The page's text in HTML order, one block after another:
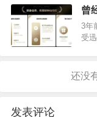
者
手
二
曾
了
3年
受
可
年
发表评论